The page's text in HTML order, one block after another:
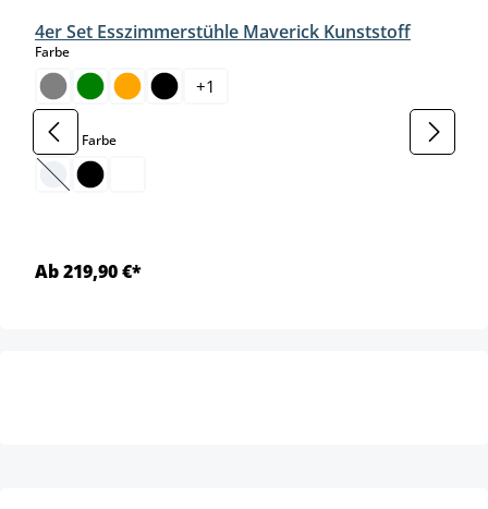
4er Set Esszimmerstühle Maverick Kunststoff
Farbeauswählen
+1
Gestell Farbeauswählen
(Diese Option ist zurzeit nicht verfügbar.)
Ab 219,90 €*